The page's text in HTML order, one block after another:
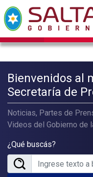
Bienvenidos al
Secretaría de
Noticias, Partes de
Videos del Gobierno de
¿Qué buscás?